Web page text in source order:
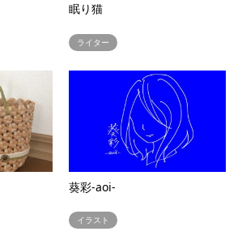
眠り猫
ライター
葵彩-aoi-
イラスト